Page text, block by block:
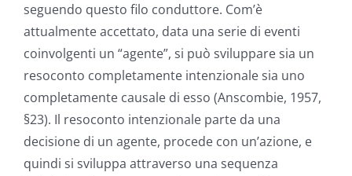
seguendo questo filo conduttore. Com’è
attualmente accettato, data una serie di eventi
coinvolgenti un “agente”, si può sviluppare sia un
resoconto completamente intenzionale sia uno
completamente causale di esso (Anscombie, 1957,
§23). Il resoconto intenzionale parte da una
decisione di un agente, procede con un’azione, e
quindi si sviluppa attraverso una sequenza